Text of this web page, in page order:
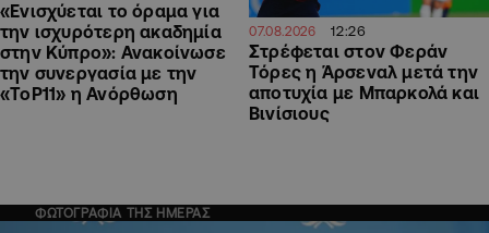
«Ενισχύεται το όραμα για
την ισχυρότερη ακαδημία
στην Κύπρο»: Ανακοίνωσε
την συνεργασία με την
«ToP11» η Ανόρθωση
07.08.2026 12:26
Στρέφεται στον Φεράν
Τόρες η Άρσεναλ μετά την
αποτυχία με Μπαρκολά και
Βινίσιους
ΦΩΤΟΓΡΑΦΙΑ ΤΗΣ ΗΜΕΡΑΣ